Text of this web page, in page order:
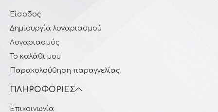
Είσοδος
Δημιουργία λογαριασμού
Λογαριασμός
Το καλάθι μου
Παρακολούθηση παραγγελίας
ΠΛΗΡΟΦΟΡΊΕΣ
Επικοινωνία